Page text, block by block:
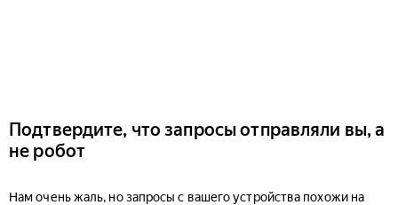
Подтвердите, что запросы отправляли вы, а
не робот
Нам очень жаль, но запросы с вашего устройства похожи на